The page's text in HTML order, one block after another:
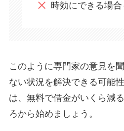
時効にできる場合
このように専門家の意見を
ない状況を解決できる可能
は、無料で借金がいくら減
ろから始めましょう。